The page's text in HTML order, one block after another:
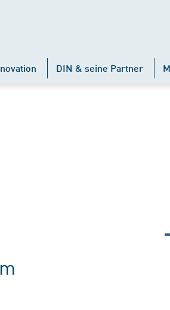
DIN & seine Partner